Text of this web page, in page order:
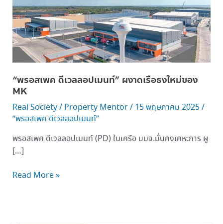
“พรอสเพค ดีเวลลอปเมนท์” ผงาดเรือธงใหม่ของ
MK
Real Society/ Property Mentor/ 15 พฤษภาคม 2025/
“พรอสเพค ดีเวลลอปเมนท์”
พรอสเพค ดีเวลลอปเมนท์ (PD) ในเครือ บมจ.มั่นคงเคหะการ ผู
[…]
เวลลอป
เม
นท์”
ผงาด
ใหม่
ของ
MK
Read More »